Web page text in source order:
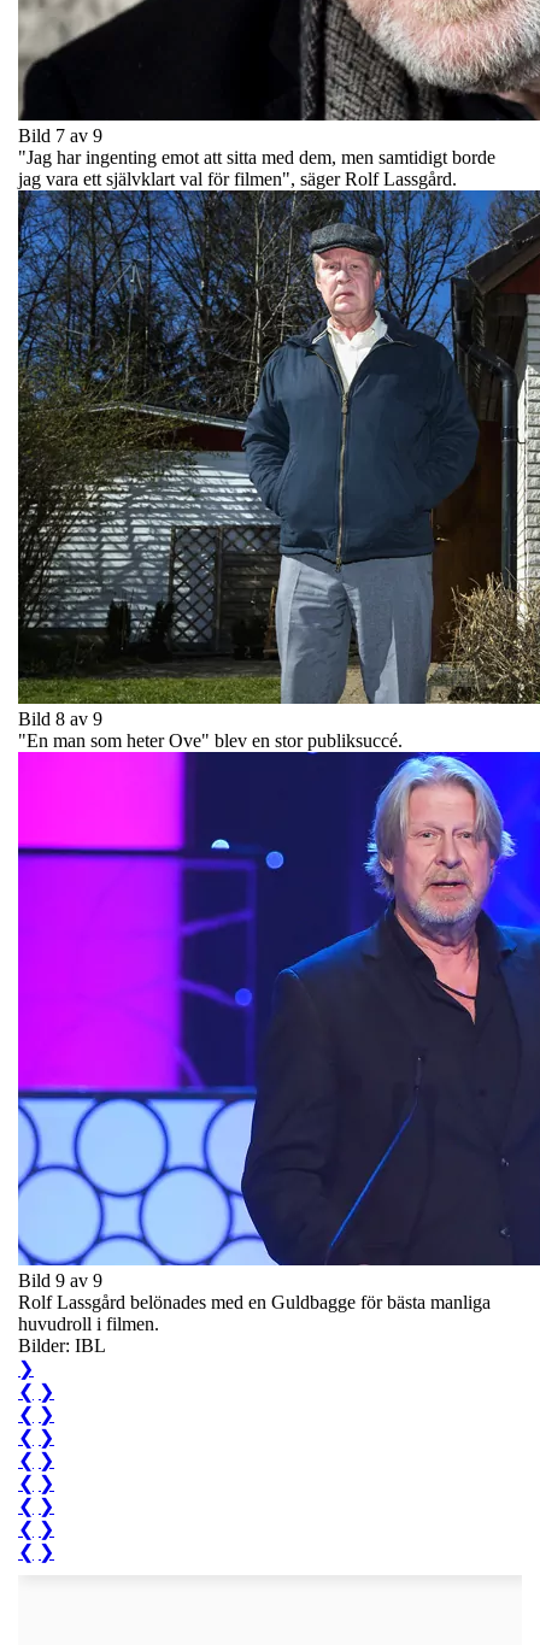
Bild 7 av 9
"Jag har ingenting emot att sitta med dem, men samtidigt borde
jag vara ett självklart val för filmen", säger Rolf Lassgård.
Bild 8 av 9
"En man som heter Ove" blev en stor publiksuccé.
Bild 9 av 9
Rolf Lassgård belönades med en Guldbagge för bästa manliga
huvudroll i filmen.
Bilder: IBL
❯
❮ ❯
❮ ❯
❮ ❯
❮ ❯
❮ ❯
❮ ❯
❮ ❯
❮ ❯